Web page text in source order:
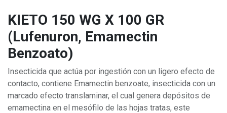
KIETO 150 WG X 100 GR
(Lufenuron, Emamectin
Benzoato)
Insecticida que actúa por ingestión con un ligero efecto de
contacto, contiene Emamectin benzoate, insecticida con un
marcado efecto translaminar, el cual genera depósitos de
emamectina en el mesófilo de las hojas tratas, este